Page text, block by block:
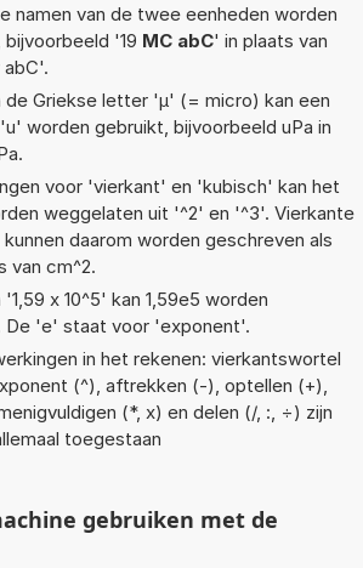
namen van de twee eenheden worden
'19 MC abC' in plaats van
de Griekse letter 'µ' (= micro) kan een
worden gebruikt, bijvoorbeeld uPa in
voor 'vierkant' en 'kubisch' kan het
weggelaten uit '^2' en '^3'. Vierkante
daarom worden geschreven als
van cm^2.
'1,59 x 10^5' kan 1,59e5 worden
De 'e' staat voor 'exponent'.
in het rekenen: vierkantswortel
(^), aftrekken (-), optellen (+),
(*, x) en delen (/, :, ÷) zijn
toegestaan
gebruiken met de